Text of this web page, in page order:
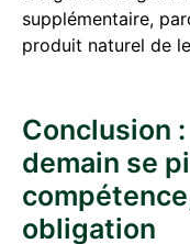
supplémentaire,
produit naturel de
Conclusion
demain se
obligation